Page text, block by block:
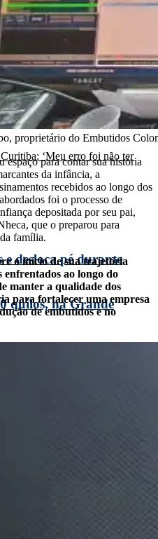
e faz prestação de
Pública
desloca pé durante
quilos, na Grande
proprietário do Embutidos
para contar sua história
da infância, a
recebidos ao longo dos
foi o processo de
depositada por seu pai,
que o preparou para
família.
o início de sua trajetória
enfrentados ao longo do
manter a qualidade dos
para fortalecer uma empresa
de embutidos e no